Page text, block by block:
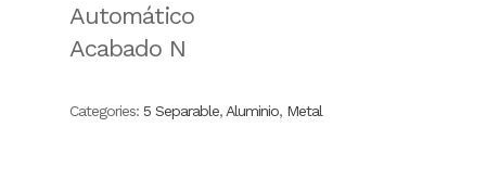
Automático
Acabado N
Categories: 5 Separable, Aluminio, Metal